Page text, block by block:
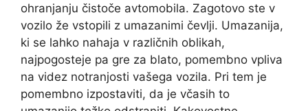
ohranjanju čistoče avtomobila. Zagotovo ste v
vozilo že vstopili z umazanimi čevlji. Umazanija,
ki se lahko nahaja v različnih oblikah,
najpogosteje pa gre za blato, pomembno vpliva
na videz notranjosti vašega vozila. Pri tem je
pomembno izpostaviti, da je včasih to